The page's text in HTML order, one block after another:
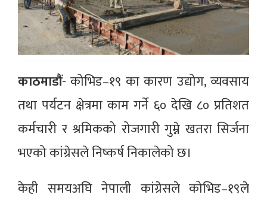
काठमाडौं- कोभिड–१९ का कारण उद्योग, व्यवसाय
तथा पर्यटन क्षेत्रमा काम गर्ने ६० देखि ८० प्रतिशत
कर्मचारी र श्रमिकको रोजगारी गुम्ने खतरा सिर्जना
भएको कांग्रेसले निष्कर्ष निकालेको छ।
केही समयअघि नेपाली कांग्रेसले कोभिड–१९ले